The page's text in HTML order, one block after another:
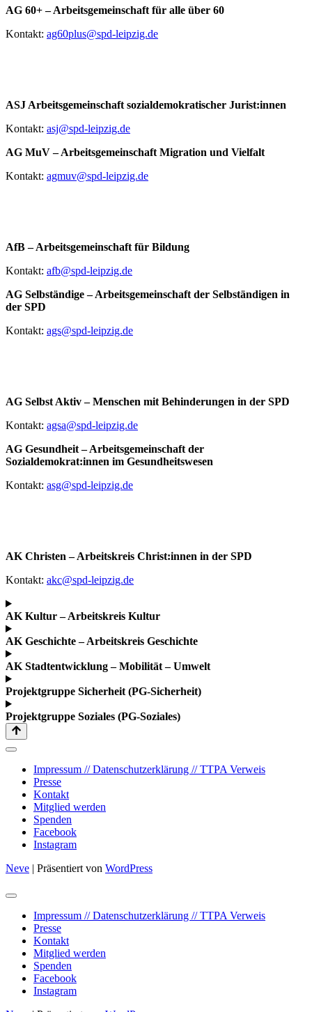
AG 60+ – Arbeitsgemeinschaft für alle über 60
Kontakt: ag60plus@spd-leipzig.de
ASJ Arbeitsgemeinschaft sozialdemokratischer Jurist:innen
Kontakt: asj@spd-leipzig.de
AG MuV – Arbeitsgemeinschaft Migration und Vielfalt
Kontakt: agmuv@spd-leipzig.de
AfB – Arbeitsgemeinschaft für Bildung
Kontakt: afb@spd-leipzig.de
AG Selbständige – Arbeitsgemeinschaft der Selbständigen in
der SPD
Kontakt: ags@spd-leipzig.de
AG Selbst Aktiv – Menschen mit Behinderungen in der SPD
Kontakt: agsa@spd-leipzig.de
AG Gesundheit – Arbeitsgemeinschaft der
Sozialdemokrat:innen im Gesundheitswesen
Kontakt: asg@spd-leipzig.de
AK Christen – Arbeitskreis Christ:innen in der SPD
Kontakt: akc@spd-leipzig.de
AK Kultur – Arbeitskreis Kultur
AK Geschichte – Arbeitskreis Geschichte
AK Stadtentwicklung – Mobilität – Umwelt
Projektgruppe Sicherheit (PG-Sicherheit)
Projektgruppe Soziales (PG-Soziales)
Impressum // Datenschutzerklärung // TTPA Verweis
Presse
Kontakt
Mitglied werden
Spenden
Facebook
Instagram
Neve | Präsentiert von WordPress
Impressum // Datenschutzerklärung // TTPA Verweis
Presse
Kontakt
Mitglied werden
Spenden
Facebook
Instagram